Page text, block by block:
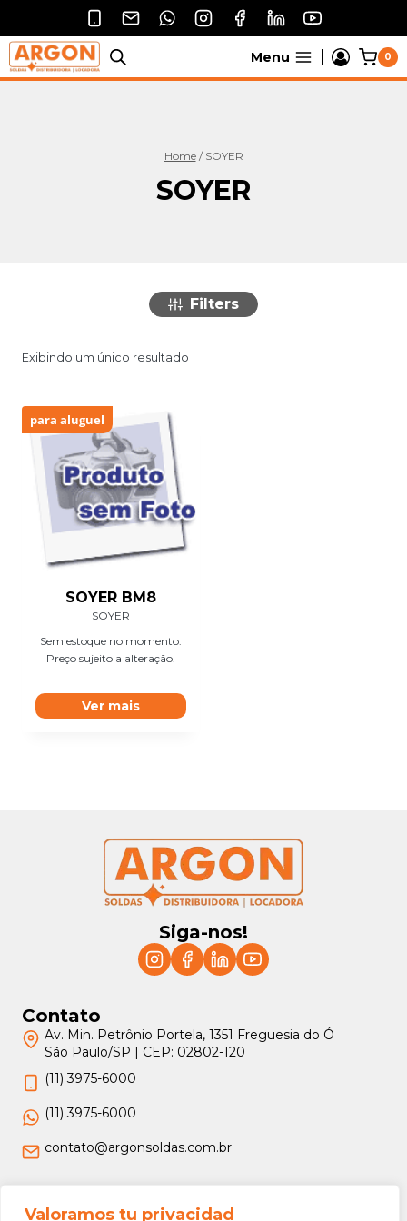
Valoramos tu privacidad
o
Conteúdo
Menu 0
Home / SOYER
SOYER
Filters
Exibindo um único resultado
para aluguel
SOYER BM8
SOYER
Sem estoque no momento.
Preço sujeito a alteração.
Ver mais
Siga-nos!
Contato
Av. Min. Petrônio Portela, 1351 Freguesia do Ó
São Paulo/SP | CEP: 02802-120
(11) 3975-6000
(11) 3975-6000
contato@argonsoldas.com.br
Jurídico